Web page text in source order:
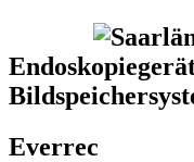
Everrec